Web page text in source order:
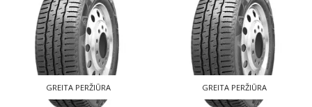
GREITA PERŽIŪRA GREITA PERŽIŪRA